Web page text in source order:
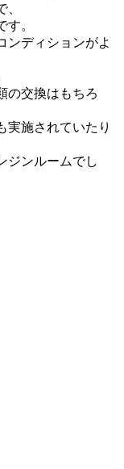
。
ンディションがよ
の交換はもちろ
実施されていたり
ジンルームでし